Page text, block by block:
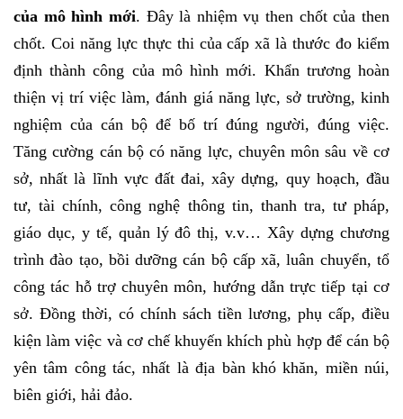
của mô hình mới. Đây là nhiệm vụ then chốt của then
chốt. Coi năng lực thực thi của cấp xã là thước đo kiểm
định thành công của mô hình mới. Khẩn trương hoàn
thiện vị trí việc làm, đánh giá năng lực, sở trường, kinh
nghiệm của cán bộ để bố trí đúng người, đúng việc.
Tăng cường cán bộ có năng lực, chuyên môn sâu về cơ
sở, nhất là lĩnh vực đất đai, xây dựng, quy hoạch, đầu
tư, tài chính, công nghệ thông tin, thanh tra, tư pháp,
giáo dục, y tế, quản lý đô thị, v.v… Xây dựng chương
trình đào tạo, bồi dưỡng cán bộ cấp xã, luân chuyển, tổ
công tác hỗ trợ chuyên môn, hướng dẫn trực tiếp tại cơ
sở. Đồng thời, có chính sách tiền lương, phụ cấp, điều
kiện làm việc và cơ chế khuyến khích phù hợp để cán bộ
yên tâm công tác, nhất là địa bàn khó khăn, miền núi,
biên giới, hải đảo.